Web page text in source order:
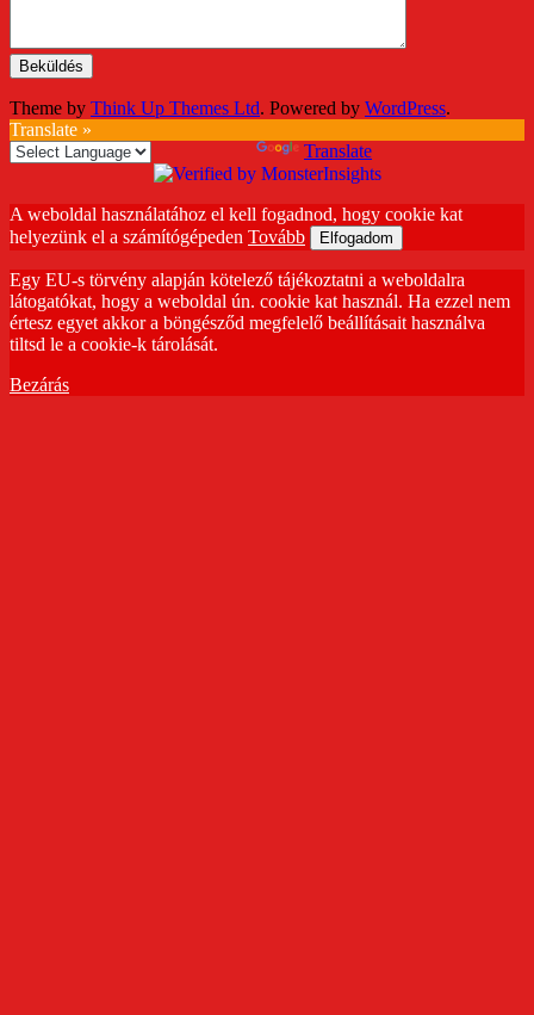
Theme by Think Up Themes Ltd. Powered by WordPress.
Translate »
Translate
A weboldal használatához el kell fogadnod, hogy cookie kat
helyezünk el a számítógépeden Tovább Elfogadom
Egy EU-s törvény alapján kötelező tájékoztatni a weboldalra
látogatókat, hogy a weboldal ún. cookie kat használ. Ha ezzel nem
értesz egyet akkor a böngésződ megfelelő beállításait használva
tiltsd le a cookie-k tárolását.
Bezárás